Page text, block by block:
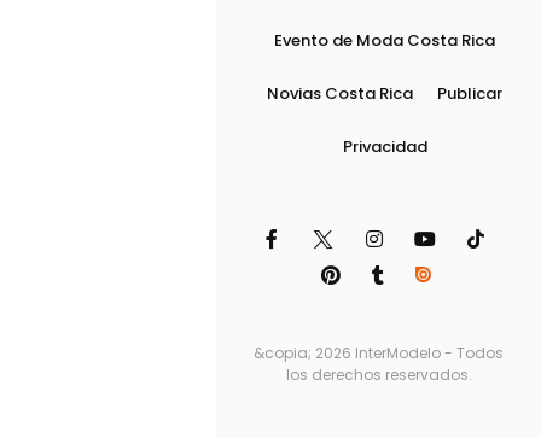
Evento de Moda Costa Rica
Novias Costa Rica Publicar
Privacidad
&copia; 2026 InterModelo - Todos
los derechos reservados.